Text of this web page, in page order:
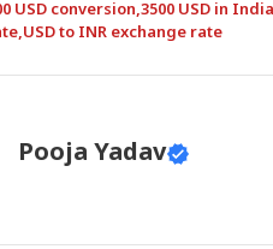
USD conversion,3500 USD in
,USD to INR exchange rate
Pooja Yadav